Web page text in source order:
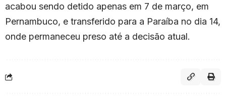
acabou sendo detido apenas em 7 de março, em
Pernambuco, e transferido para a Paraíba no dia 14,
onde permaneceu preso até a decisão atual.